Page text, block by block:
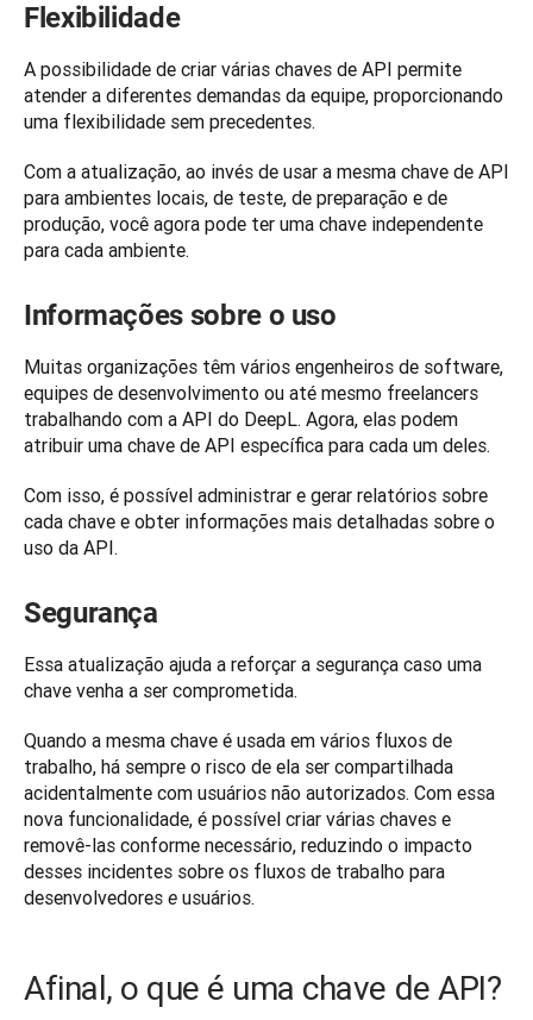
Flexibilidade
A possibilidade de criar várias chaves de API permite
atender a diferentes demandas da equipe, proporcionando
uma flexibilidade sem precedentes.
Com a atualização, ao invés de usar a mesma chave de API
para ambientes locais, de teste, de preparação e de
produção, você agora pode ter uma chave independente
Informações sobre o uso
Muitas organizações têm vários engenheiros de software,
equipes de desenvolvimento ou até mesmo freelancers
trabalhando com a API do DeepL. Agora, elas podem
atribuir uma chave de API específica para cada um deles.
Com isso, é possível administrar e gerar relatórios sobre
cada chave e obter informações mais detalhadas sobre o
uso da API.
Segurança
Essa atualização ajuda a reforçar a segurança caso uma
chave venha a ser comprometida.
Quando a mesma chave é usada em vários fluxos de
trabalho, há sempre o risco de ela ser compartilhada
acidentalmente com usuários não autorizados. Com essa
nova funcionalidade, é possível criar várias chaves e
removê-las conforme necessário, reduzindo o impacto
desses incidentes sobre os fluxos de trabalho para
desenvolvedores e
Afinal, o que é uma chave de API?